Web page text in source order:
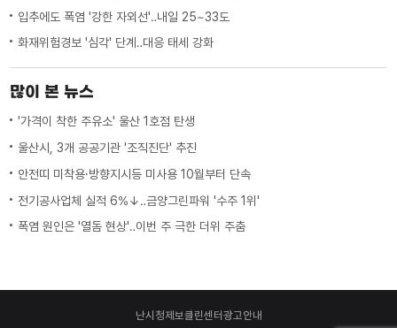
입추에도 폭염 '강한 자외선'‥내일 25~33도
화재위험경보 '심각' 단계‥대응 태세 강화
많이 본 뉴스
'가격이 착한 주유소' 울산 1호점 탄생
울산시, 3개 공공기관 '조직진단' 추진
안전띠 미착용·방향지시등 미사용 10월부터 단속
전기공사업체 실적 6%↓‥금양그린파워 '수주 1위'
폭염 원인은 '열돔 현상'‥이번 주 극한 더위 주춤
난시청제보클린센터광고안내